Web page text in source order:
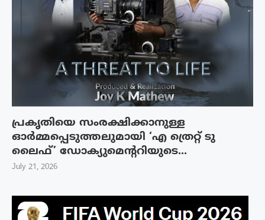
പ്രകൃതിയെ സംരക്ഷിക്കാനുള്ള
ഓർമ്മപ്പെടുത്തലുമായി ‘എ ത്രെറ്റ് ടു
ലൈഫ്’ ഡോക്യുമെന്ററിയുടെ...
July 21, 2026